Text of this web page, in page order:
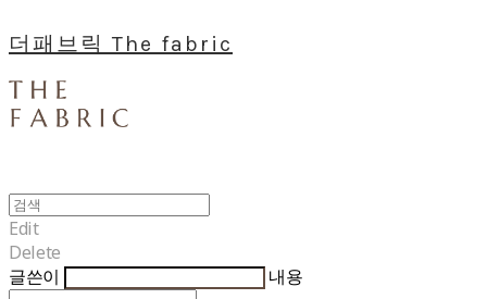
더패브릭 The fabric
Edit
Delete
글쓴이
내용